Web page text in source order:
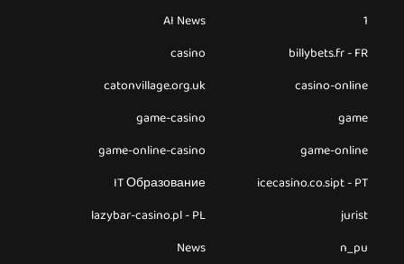
1
AI News
billybets.fr - FR
casino
casino-online
catonvillage.org.uk
game
game-casino
game-online
game-online-casino
icecasino.co.sipt - PT
IT Образование
jurist
lazybar-casino.pl - PL
n_pu
News